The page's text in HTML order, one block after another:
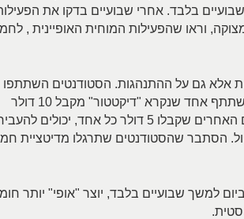
בלבד. אחרי שבועיים בדקו את
וראו שהפעילות המוחית האופיינית ,
אלא גם על ההתנהגות. הסטודנטים השתתפו
במשחק כלכלי און ליין שנקרא redistribution game. במשחק זה משתתף אחד שנקרא "דיקטטור" מקבל 10 דולר
ומעביר רק דולר אחד למשתתף אחר שנקרא "הקרבן". המשתתפים האחרים שקבלו 5 דולר כל אחד, יכולים
הסתבר שהסטודנטים שתרגלו מדיטציית
למשך שבועיים בלבד, יוצר "אופי" יותר